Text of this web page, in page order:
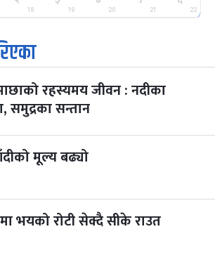
२०८३ Mar 9, 2027
-Mar 21, 2027
- Mar 22, 2027
७ महिना बाँकी
18 19 20 21 22
रहस्यमय जीवन : नदीका
समुद्रका सन्तान
मूल्य बढ्यो
भयको रोटी सेक्दै सीके राउत